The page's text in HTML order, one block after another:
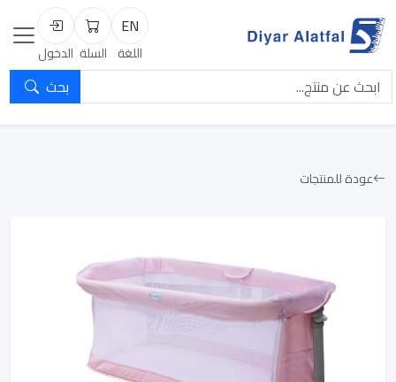
EN
اللغة
السلة
السلة
تسجيل
الدخول
بحث
عودة للمنتجات